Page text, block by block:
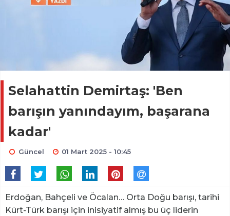
Selahattin Demirtaş: 'Ben
barışın yanındayım, başarana
kadar'
Güncel 01 Mart 2025 - 10:45
Erdoğan, Bahçeli ve Öcalan… Orta Doğu barışı, tarihi
Kürt-Türk barışı için inisiyatif almış bu üç liderin